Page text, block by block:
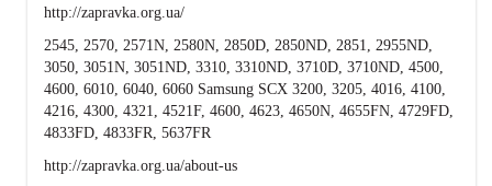
http://zapravka.org.ua/
2545, 2570, 2571N, 2580N, 2850D, 2850ND, 2851, 2955ND,
3050, 3051N, 3051ND, 3310, 3310ND, 3710D, 3710ND, 4500,
4600, 6010, 6040, 6060 Samsung SCX 3200, 3205, 4016, 4100,
4216, 4300, 4321, 4521F, 4600, 4623, 4650N, 4655FN, 4729FD,
4833FD, 4833FR, 5637FR
http://zapravka.org.ua/about-us